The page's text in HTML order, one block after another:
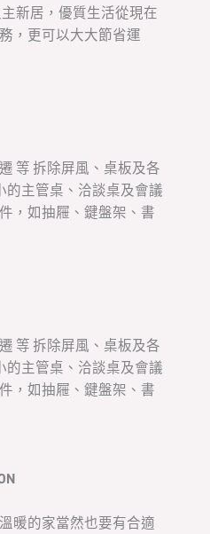
新居，優質生活從現在
，更可以大大節省運
等 拆除屏風、桌板及各
的主管桌、洽談桌及會議
，如抽屜、鍵盤架、書
等 拆除屏風、桌板及各
的主管桌、洽談桌及會議
，如抽屜、鍵盤架、書
暖的家當然也要有合適